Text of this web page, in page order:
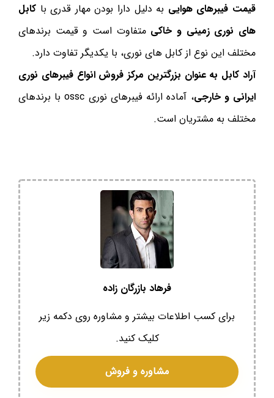
قیمت فیبرهای هوایی به دلیل دارا بودن مهار قدری با کابل
های نوری زمینی و خاکی متفاوت است و قیمت برندهای
مختلف این نوع از کابل های نوری، با یکدیگر تفاوت دارد.
آراد کابل به عنوان بزرگترین مرکز فروش انواع فیبرهای نوری
ایرانی و خارجی
، آماده ارائه فیبرهای نوری ossc با برندهای
مختلف به مشتریان است.
فرهاد بازرگان زاده
برای کسب اطلاعات بیشتر و مشاوره روی دکمه زیر
کلیک کنید.
مشاوره و فروش